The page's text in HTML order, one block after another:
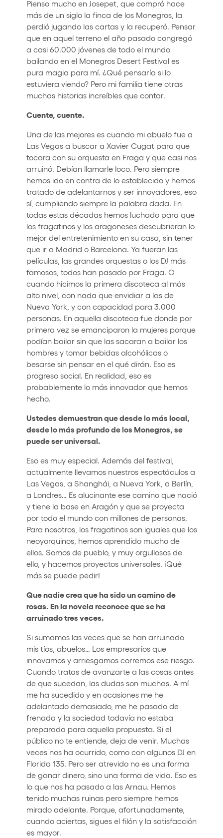
Pienso mucho en Josepet, que compró hace
más de un siglo la finca de los Monegros, la
perdió jugando las cartas y la recuperó. Pensar
que en aquel terreno el año pasado congregó
a casi 60.000 jóvenes de todo el mundo
bailando en el Monegros Desert Festival es
pura magia para mí. ¿Qué pensaría si lo
estuviera viendo? Pero mi familia tiene otras
muchas historias increíbles que contar.
Cuente, cuente.
Una de las mejores es cuando mi abuelo fue a
Las Vegas a buscar a Xavier Cugat para que
tocara con su orquesta en Fraga y que casi nos
arruinó. Debían llamarle loco. Pero siempre
hemos ido en contra de lo establecido y hemos
tratado de adelantarnos y ser innovadores, eso
sí, cumpliendo siempre la palabra dada. En
todas estas décadas hemos luchado para que
los fragatinos y los aragoneses descubrieran lo
mejor del entretenimiento en su casa, sin tener
que ir a Madrid o Barcelona. Ya fueran las
películas, las grandes orquestas o los DJ más
famosos, todos han pasado por Fraga. O
cuando hicimos la primera discoteca al más
alto nivel, con nada que envidiar a las de
Nueva York, y con capacidad para 3.000
personas. En aquella discoteca fue donde por
primera vez se emanciparon la mujeres porque
podían bailar sin que las sacaran a bailar los
hombres y tomar bebidas alcohólicas o
besarse sin pensar en el qué dirán. Eso es
progreso social. En realidad, eso es
probablemente lo más innovador que hemos
hecho.
Ustedes demuestran que desde lo más local,
desde lo más profundo de los Monegros, se
puede ser universal.
Eso es muy especial. Además del festival,
actualmente llevamos nuestros espectáculos a
Las Vegas, a Shanghái, a Nueva York, a Berlín,
a Londres… Es alucinante ese camino que nació
y tiene la base en Aragón y que se proyecta
por todo el mundo con millones de personas.
Para nosotros, los fragatinos son iguales que los
neoyorquinos, hemos aprendido mucho de
ellos. Somos de pueblo, y muy orgullosos de
ello, y hacemos proyectos universales. ¡Qué
más se puede pedir!
Que nadie crea que ha sido un camino de
rosas. En la novela reconoce que se ha
arruinado tres veces.
Si sumamos las veces que se han arruinado
mis tíos, abuelos… Los empresarios que
innovamos y arriesgamos corremos ese riesgo.
Cuando tratas de avanzarte a las cosas antes
de que sucedan, las dudas son muchas. A mí
me ha sucedido y en ocasiones me he
adelantado demasiado, me he pasado de
frenada y la sociedad todavía no estaba
preparada para aquella propuesta. Si el
público no te entiende, deja de venir. Muchas
veces nos ha ocurrido, como con algunos DJ en
Florida 135. Pero ser atrevido no es una forma
de ganar dinero, sino una forma de vida. Eso es
lo que nos ha pasado a las Arnau. Hemos
tenido muchas ruinas pero siempre hemos
mirado adelante. Porque, afortunadamente,
cuando aciertas, sigues el filón y la satisfacción
es mayor.